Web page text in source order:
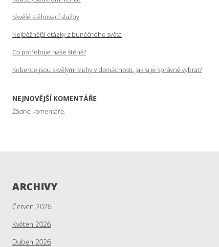
Skvělé stěhovací služby
Nejběžnější otázky z buněčného světa
Co potřebuje naše štěně?
Koberce jsou skvělými sluhy v domácnosti. Jak si je správně vybrat?
NEJNOVĚJŠÍ KOMENTÁŘE
Žádné komentáře.
ARCHIVY
Červen 2026
Květen 2026
Duben 2026